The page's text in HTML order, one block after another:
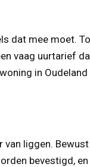
dat mee moet.
vaag uurtarief
in
liggen.
bevestigd,